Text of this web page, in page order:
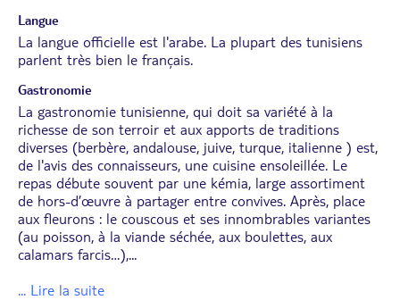
Langue
La langue officielle est l'arabe. La plupart des tunisiens
parlent très bien le français.
Gastronomie
La gastronomie tunisienne, qui doit sa variété à la
richesse de son terroir et aux apports de traditions
diverses (berbère, andalouse, juive, turque, italienne ) est,
de l'avis des connaisseurs, une cuisine ensoleillée. Le
repas débute souvent par une kémia, large assortiment
de hors-d’œuvre à partager entre convives. Après, place
aux fleurons : le couscous et ses innombrables variantes
(au poisson, à la viande séchée, aux boulettes, aux
calamars farcis…),...
... Lire la suite